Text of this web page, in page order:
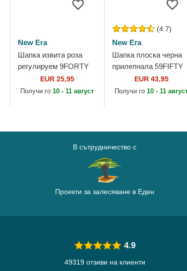
New Era
Шапка извита роза
регулируем 9FORTY
League Essential на
New York Yankees
EUR 25,95
Получи го10 - 11 август
(4.7)
New Era
Шапка плоска черна
прилепнала 59FIFTY
Classic на Memphis
Grizzlies NBA от New
EUR 43,95
Получи го10 - 11
В сътрудничество с
Проекти за залесяване в Еден
4.9
49319 отзиви на клиенти